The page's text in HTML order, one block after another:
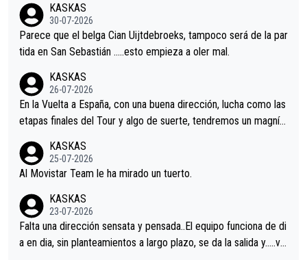
s.La única buena noticia es la mejoría de Enric Más en San Seb
astian.Si en la Vuelta a Burgos sigue la mejoría, podríamos ten
er alguna sorpresa en la Vuelta.Ojalá.
KASKAS
30-07-2026
Parece que el belga Cian Uijtdebroeks, tampoco será de la par
tida en San Sebastián …..esto empieza a oler mal.
KASKAS
26-07-2026
En la Vuelta a España, con una buena dirección, lucha como las
etapas finales del Tour y algo de suerte, tendremos un magnífi
KASKAS
25-07-2026
Al Movistar Team le ha mirado un tuerto.
KASKAS
23-07-2026
Falta una dirección sensata y pensada..El equipo funciona de di
a en dia, sin planteamientos a largo plazo, se da la salida y…..ve